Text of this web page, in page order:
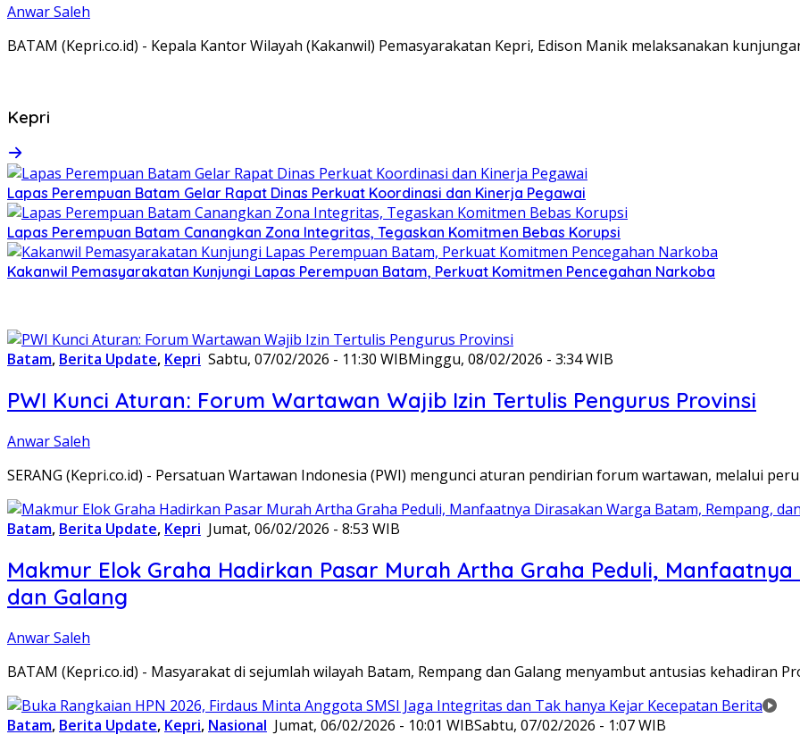
Anwar Saleh
BATAM (Kepri.co.id) - Kepala Kantor Wilayah (Kakanwil) Pemasyarakatan Kepri, Edison Manik melaksanakan
Kepri
Lapas Perempuan Batam Gelar Rapat Dinas Perkuat Koordinasi dan Kinerja Pegawai
Lapas Perempuan Batam Canangkan Zona Integritas, Tegaskan Komitmen Bebas Korupsi
Kakanwil Pemasyarakatan Kunjungi Lapas Perempuan Batam, Perkuat Komitmen Pencegahan Narkoba
Batam, Berita Update, Kepri Sabtu, 07/02/2026 - 11:30 WIBMinggu, 08/02/2026 - 3:34 WIB
PWI Kunci Aturan: Forum Wartawan Wajib Izin Tertulis Pengurus Provinsi
Anwar Saleh
SERANG (Kepri.co.id) - Persatuan Wartawan Indonesia (PWI) mengunci aturan pendirian forum wartawan, melalui
Batam, Berita Update, Kepri Jumat, 06/02/2026 - 8:53 WIB
Makmur Elok Graha Hadirkan Pasar Murah Artha Graha Peduli,
dan Galang
Anwar Saleh
BATAM (Kepri.co.id) - Masyarakat di sejumlah wilayah Batam, Rempang dan Galang menyambut antusias kehadiran
Batam, Berita Update, Kepri, Nasional Jumat, 06/02/2026 - 10:01 WIBSabtu, 07/02/2026 - 1:07 WIB